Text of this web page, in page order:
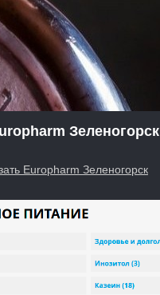
Зеленогорск
Europharm Зеленогорск